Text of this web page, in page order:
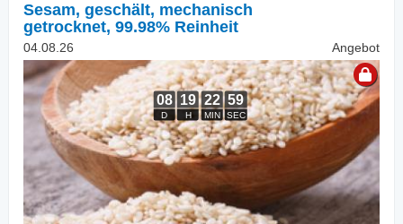
Sesam, geschält, mechanisch
getrocknet, 99.98% Reinheit
04.08.26 Angebot